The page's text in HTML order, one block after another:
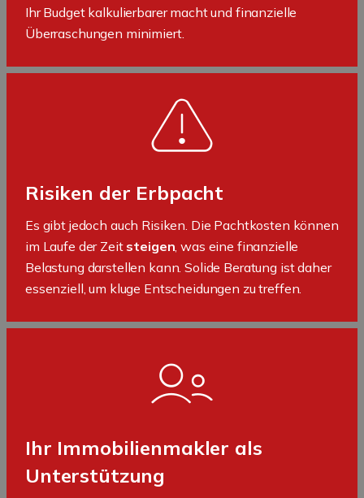
Ihr Budget kalkulierbarer macht und finanzielle
Überraschungen minimiert.
Risiken der Erbpacht
Es gibt jedoch auch Risiken. Die Pachtkosten können
im Laufe der Zeit steigen , was eine finanzielle
Belastung darstellen kann. Solide Beratung ist daher
essenziell, um kluge Entscheidungen zu treffen.
Ihr Immobilienmakler als
Unterstützung